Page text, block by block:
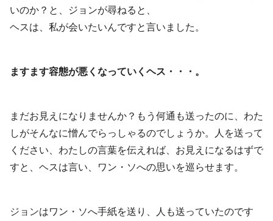
いのか？と、ジョンが尋ねると、
ヘスは、私が会いたいんですと言いました。
ますます容態が悪くなっていくヘス・・・。
まだお見えになりませんか？もう何通も送ったのに、わた
しがそんなに憎んでらっしゃるのでしょうか。人を送って
ください、わたしの言葉を伝えれば、お見えになるはずで
すと、ヘスは言い、ワン・ソへの思いを巡らせます。
ジョンはワン・ソへ手紙を送り、人も送っていたのです